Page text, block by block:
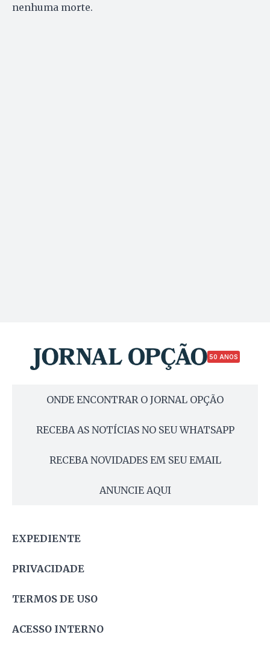
nenhuma morte.
50 ANOS
ONDE ENCONTRAR O JORNAL OPÇÃO
RECEBA AS NOTÍCIAS NO SEU WHATSAPP
RECEBA NOVIDADES EM SEU EMAIL
ANUNCIE AQUI
EXPEDIENTE
PRIVACIDADE
TERMOS DE USO
ACESSO INTERNO